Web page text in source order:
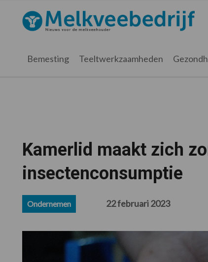
hoofdnavigatie
hoofd
eerste
voettekst
Melkveebedrijf.nl
Bemesting Teeltwerkzaamheden
Kamerlid maakt zich
insectenconsumptie
Ondernemen 22 februari 2023